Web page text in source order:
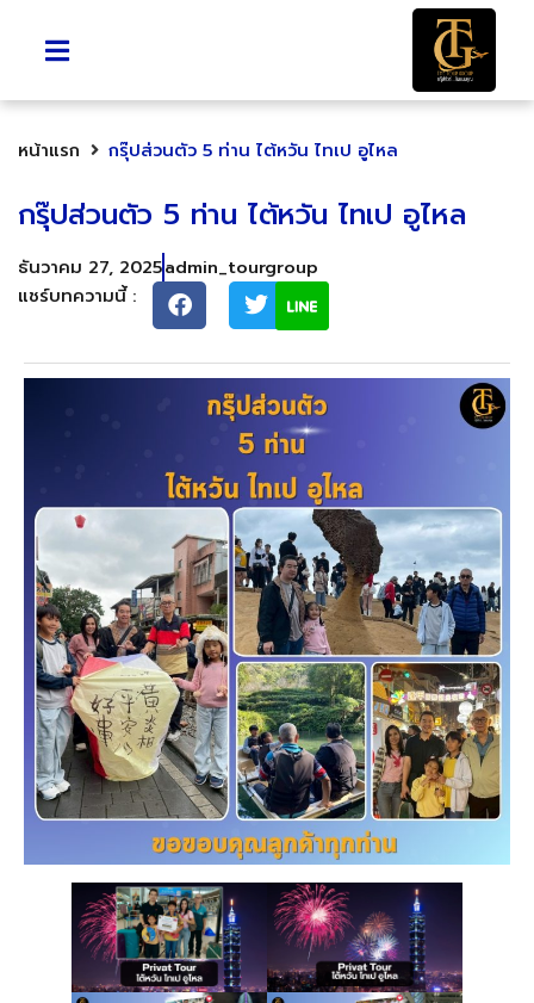
หน้าแรก กรุ๊ปส่วนตัว 5 ท่าน ไต้หวัน ไทเป อูไหล
กรุ๊ปส่วนตัว 5 ท่าน ไต้หวัน ไทเป อูไหล
ธันวาคม 27, 2025admin_tourgroup
แชร์บทความนี้ :